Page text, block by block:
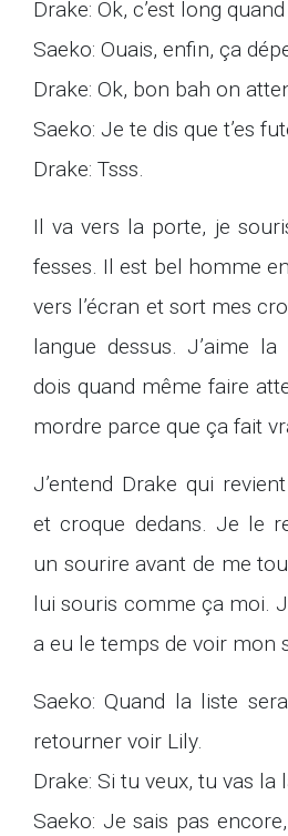
Drake: Ok, c’est long
Saeko: Ouais, enfin, ça
Drake: Ok, bon bah on
Saeko: Je te dis que t’es
Drake: Tsss.
Il va vers la porte, je
fesses. Il est bel homme
vers l’écran et sort mes
langue dessus. J’aime
dois quand même faire
mordre parce que ça fait
J’entend Drake qui
et croque dedans. Je le
un sourire avant de me
lui souris comme ça moi.
a eu le temps de voir mon
Saeko: Quand la liste
retourner voir Lily.
Drake: Si tu veux, tu vas la
Saeko: Je sais pas